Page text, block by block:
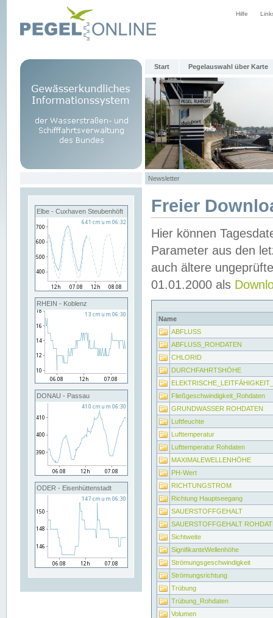
Hilfe
Start Pegelauswahl über Karte
Newsletter
Elbe - Cuxhaven Steubenhöft
RHEIN - Koblenz
DONAU - Passau
ODER - Eisenhüttenstadt
Freier
Hier können
Parameter aus den
auch ältere
01.01.2000 als
Name
ABFLUSS
ABFLUSS_ROHDATEN
CHLORID
DURCHFAHRTSHÖHE
Fließgeschwindigkeit_Rohdaten
GRUNDWASSER ROHDATEN
Luftfeuchte
Lufttemperatur
Lufttemperatur Rohdaten
MAXIMALEWELLENHÖHE
PH-Wert
RICHTUNGSTROM
Richtung Hauptseegang
SAUERSTOFFGEHALT
SAUERSTOFFGEHALT
Sichtweite
SignifikanteWellenhöhe
Strömungsgeschwindigkeit
Strömungsrichtung
Trübung
Trübung_Rohdaten
Volumen